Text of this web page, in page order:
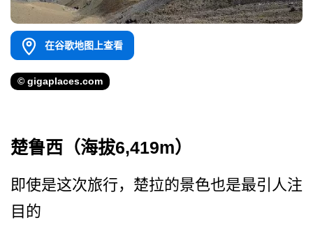
在谷歌地图上查看
© gigaplaces.com
楚鲁西（海拔6,419m）
即使是这次旅行，楚拉的景色­也是最引人注
目的